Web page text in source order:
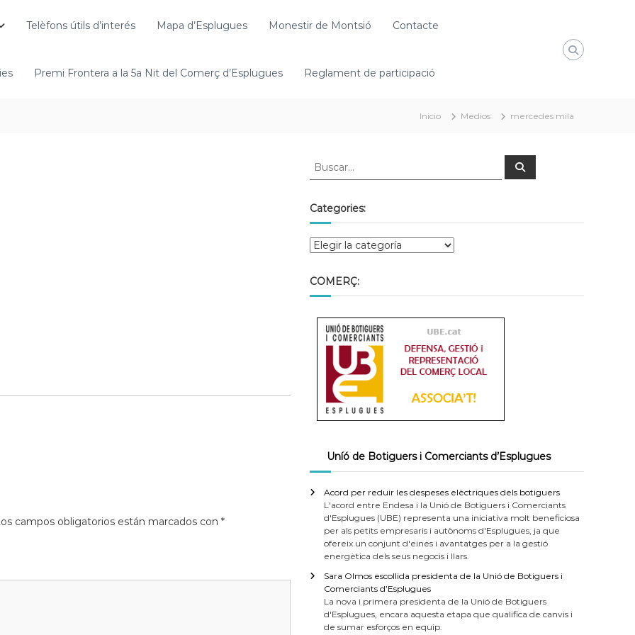
Telèfons útils d’interés Mapa d’Esplugues Monestir de Montsió Contacte
Premi Frontera a la 5a Nit del Comerç d’Esplugues Reglament de participació
Inicio Medios mercedes mila
campos obligatorios están marcados con *
Categories:
COMERÇ:
Uníó de Botiguers i Comerciants d’Esplugues
Acord per reduir les despeses elèctriques dels botiguers
L'acord entre Endesa i la Unió de Botiguers i Comerciants
d'Esplugues (UBE) representa una iniciativa molt beneficiosa
per als petits empresaris i autònoms d'Esplugues, ja que
ofereix un conjunt d'eines i avantatges per a la gestió
energètica dels seus negocis i llars.
Sara Olmos escollida presidenta de la Unió de Botiguers i
Comerciants d’Esplugues
La nova i primera presidenta de la Unió de Botiguers
d'Esplugues, encara aquesta etapa que qualifica de canvis i
de sumar esforços en equip.